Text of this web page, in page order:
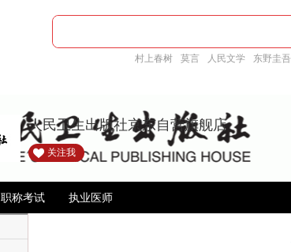
村上春树 莫言 人民文学 东野圭吾
人民卫生出版社京东自营旗舰店
关注我
职称考试 执业医师